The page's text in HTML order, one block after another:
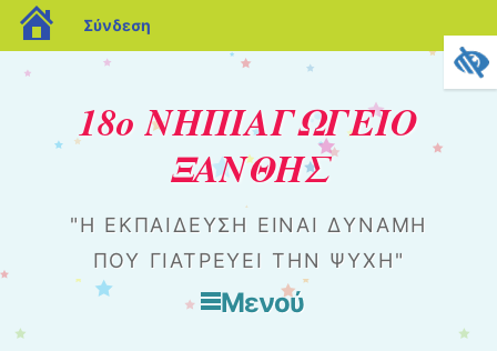
blogs.sch.gr
Σύνδεση
18ο ΝΗΠΙΑΓΩΓΕΙΟ
ΞΑΝΘΗΣ
"Η ΕΚΠΑΊΔΕΥΣΗ ΕΊΝΑΙ ΔΎΝΑΜΗ
ΠΟΥ ΓΙΑΤΡΕΎΕΙ ΤΗΝ ΨΥΧΉ"
Μενού
Μετάβαση στο περιεχόμενο